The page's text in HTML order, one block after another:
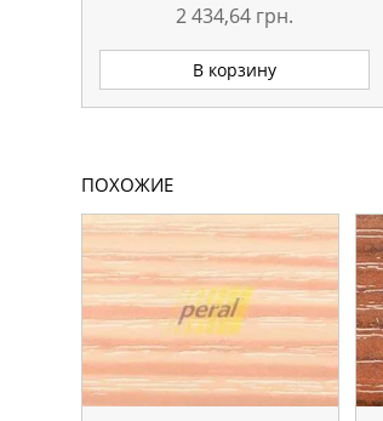
2 434,64 грн.
В корзину
ПОХОЖИЕ